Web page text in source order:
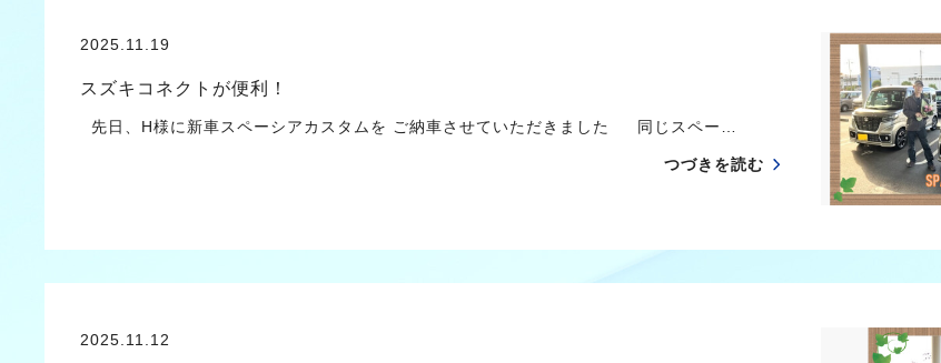
2025.11.19
スズキコネクトが便利！
先日、H様に新車スペーシアカスタムを ご納車させていただきました 同じスペー…
つづきを読む
2025.11.12